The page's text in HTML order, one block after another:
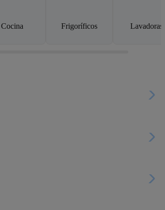
Cocina Frigoríficos Lavadoras